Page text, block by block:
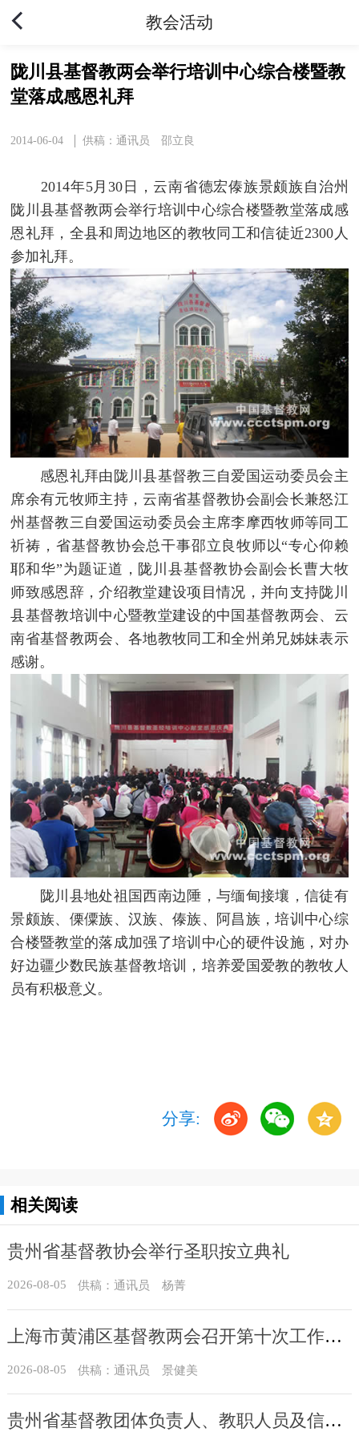
教会活动
陇川县基督教两会举行培训中心综合楼暨教
堂落成感恩礼拜
2014-06-04 供稿：通讯员 邵立良
2014年5月30日，云南省德宏傣族景颇族自治州
陇川县基督教两会举行培训中心综合楼暨教堂落成感
恩礼拜，全县和周边地区的教牧同工和信徒近2300人
参加礼拜。
感恩礼拜由陇川县基督教三自爱国运动委员会主
席余有元牧师主持，云南省基督教协会副会长兼怒江
州基督教三自爱国运动委员会主席李摩西牧师等同工
祈祷，省基督教协会总干事邵立良牧师以“专心仰赖
耶和华”为题证道，陇川县基督教协会副会长曹大牧
师致感恩辞，介绍教堂建设项目情况，并向支持陇川
县基督教培训中心暨教堂建设的中国基督教两会、云
南省基督教两会、各地教牧同工和全州弟兄姊妹表示
感谢。
陇川县地处祖国西南边陲，与缅甸接壤，信徒有
景颇族、傈僳族、汉族、傣族、阿昌族，培训中心综
合楼暨教堂的落成加强了培训中心的硬件设施，对办
好边疆少数民族基督教培训，培养爱国爱教的教牧人
员有积极意义。
分享:
相关阅读
贵州省基督教协会举行圣职按立典礼
2026-08-05 供稿：通讯员 杨菁
上海市黄浦区基督教两会召开第十次工作会议暨沐恩堂管理机构七月份联席会议
2026-08-05 供稿：通讯员 景健美
贵州省基督教团体负责人、教职人员及信众骨干培训班在贵州圣经学校举办